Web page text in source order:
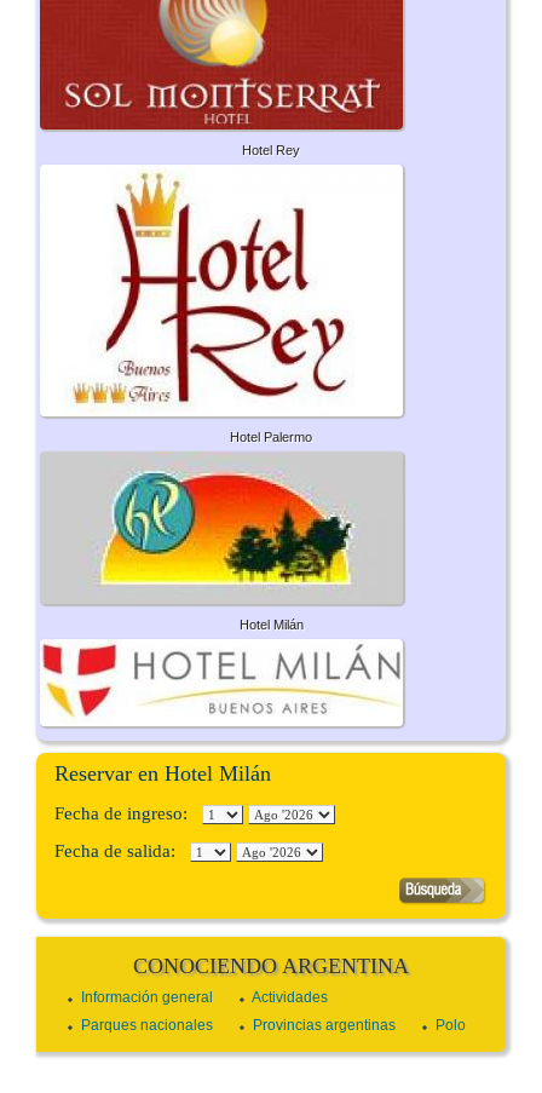
Hotel Rey
Hotel Palermo
Hotel Milán
Reservar en Hotel Milán
Fecha de ingreso:
Fecha de salida:
CONOCIENDO ARGENTINA
Información general
Actividades
Parques nacionales
Provincias argentinas Polo